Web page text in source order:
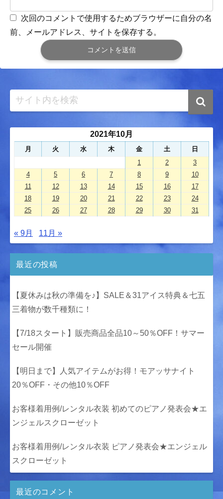
次回のコメントで使用するためブラウザーに自分の名
前、メールアドレス、サイトを保存する。
2021年10月
月 火 水 木 金 土
日
1
2
3
4
5 6 7 8 9
10
11
12 13 14 15 16
17
18
19 20 21 22 23
24
25
26 27 28 29 30 31
« 9月 11月 »
最近の投稿
【夏休みは秋の準備を♪】SALE＆31アイス特典＆七五
三着物が数千種類に！
【7/18スタート】販売商品全品10～50％OFF！サマー
セール開催
【明日まで】人気アイテムがお得！モアッサナイト
20％OFF・その他10％OFF
お客様着用例/レンタル衣装 初めてのピアノ発表会★エ
ンジェルスクローゼット
お客様着用例/レンタル衣装 ピアノ発表会★エンジェル
スクローゼット
最近のコメント